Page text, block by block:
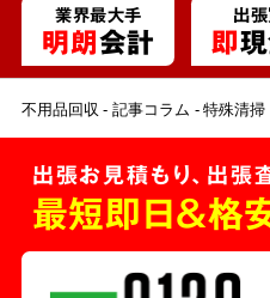
業界最大手
明朗会計
出
即
不用品回収 記事コラム 特殊清掃
出張お見積もり、出
最短即日＆格